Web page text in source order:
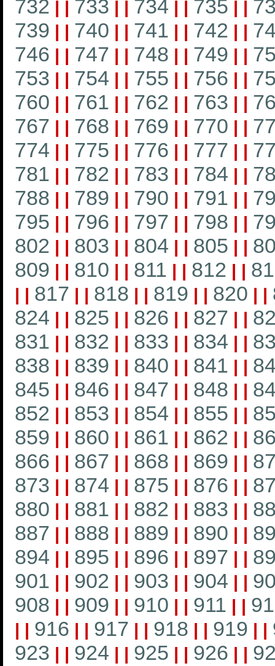
732 | | 733 | | 734 | | 735 | |
739 | | 740 | | 741 | | 742 | |
746 | | 747 | | 748 | | 749 | |
753 | | 754 | | 755 | | 756 | |
760 | | 761 | | 762 | | 763 | |
767 | | 768 | | 769 | | 770 | |
774 | | 775 | | 776 | | 777 | |
781 | | 782 | | 783 | | 784 | |
788 | | 789 | | 790 | | 791 | |
795 | | 796 | | 797 | | 798 | |
802 | | 803 | | 804 | | 805 | |
809 | | 810 | | 811 | | 812 | |
| | 817 | | 818 | | 819 | | 820 | |
824 | | 825 | | 826 | | 827 | |
831 | | 832 | | 833 | | 834 | |
838 | | 839 | | 840 | | 841 | |
845 | | 846 | | 847 | | 848 | |
852 | | 853 | | 854 | | 855 | |
859 | | 860 | | 861 | | 862 | |
866 | | 867 | | 868 | | 869 | |
873 | | 874 | | 875 | | 876 | |
880 | | 881 | | 882 | | 883 | |
887 | | 888 | | 889 | | 890 | |
894 | | 895 | | 896 | | 897 | |
901 | | 902 | | 903 | | 904 | |
908 | | 909 | | 910 | | 911 | |
| | 916 | | 917 | | 918 | | 919 | |
923 | | 924 | | 925 | | 926 | |